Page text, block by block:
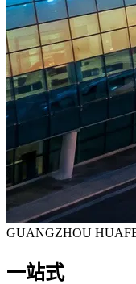
GUANGZHOU
一站式